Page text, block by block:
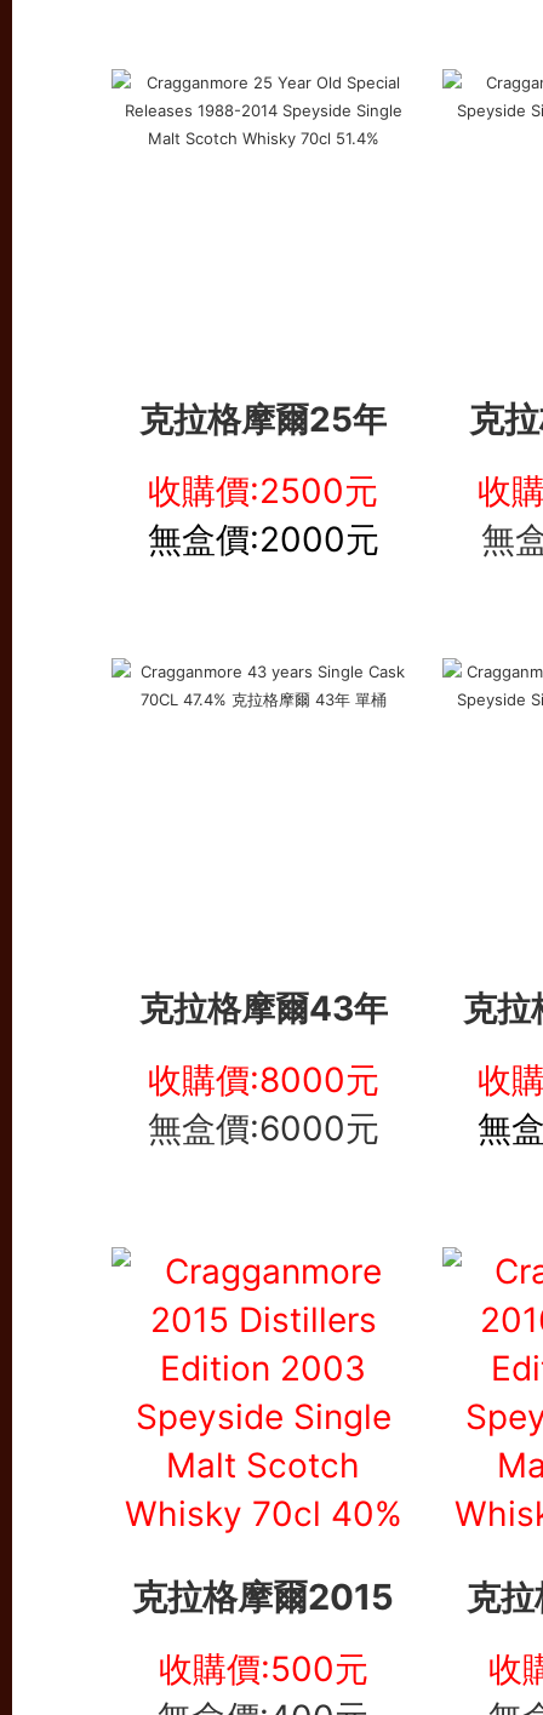
克拉格摩爾25年 克
收購價:2500元
無盒價:2000元
收
無
克拉格摩爾43年
克拉
收購價:8000元
無盒價:6000元
收
無
克拉格摩爾2015
克
收購價:500元
收